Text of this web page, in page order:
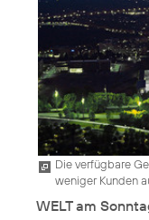
Die verfügbare
weniger Kunden
WELT am